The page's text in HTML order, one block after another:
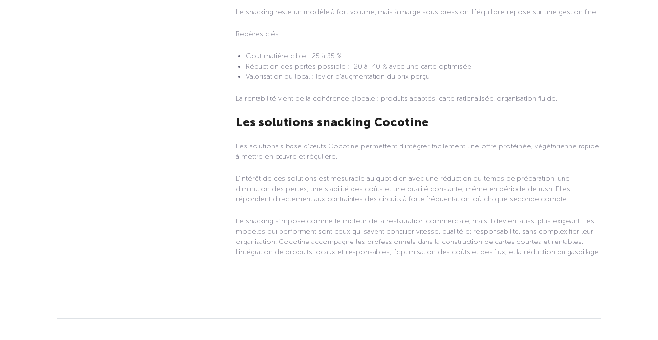
Le snacking reste un modèle à fort volume, mais à marge sous pression. L’équilibre repose sur une gestion fine.
Repères clés :
Coût matière cible : 25 à 35 %
Réduction des pertes possible : -20 à -40 % avec une carte optimisée
Valorisation du local : levier d’augmentation du prix perçu
La rentabilité vient de la cohérence globale : produits adaptés, carte rationalisée, organisation fluide.
Les solutions snacking Cocotine
Les solutions à base d’œufs Cocotine permettent d’intégrer facilement une offre protéinée, végétarienne rapide
à mettre en œuvre et régulière.
L’intérêt de ces solutions est mesurable au quotidien avec une réduction du temps de préparation, une
diminution des pertes, une stabilité des coûts et une qualité constante, même en période de rush. Elles
répondent directement aux contraintes des circuits à forte fréquentation, où chaque seconde compte.
Le snacking s’impose comme le moteur de la restauration commerciale, mais il devient aussi plus exigeant. Les
modèles qui performent sont ceux qui savent concilier vitesse, qualité et responsabilité, sans complexifier leur
organisation. Cocotine accompagne les professionnels dans la construction de cartes courtes et rentables,
l’intégration de produits locaux et responsables, l’optimisation des coûts et des flux, et la réduction du gaspillage.